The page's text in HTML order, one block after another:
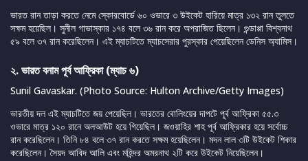
ভারত রান তাড়া করতে নেমে স্কোরবোর্ডে ৬০ ওভারে ৩ উইকেট হারিয়ে মাত্র ১৩২ রান তুলতে
সক্ষম হয়েছিল। সুনীল গাভাস্কার ১৭৪ বলে ৩৬ রান করে অপরাজিত ছিলেন। গুন্ডাপ্পা বিশ্বনাথ
৫৯ বলে ৩৭ রান করেছিলেন। এই ম্যাচটিতে ম্যাচসেরার পুরস্কার পেয়েছিলেন ডেনিস অ্যামিস।
২. ভারত বনাম পূর্ব আফ্রিকা (ম্যাচ ৬)
Sunil Gavaskar. (Photo Source: Hulton Archive/Getty Images)
ভারতীয় দল এই ম্যাচটিতে জয় পেয়েছিল। ভারতের বোলিংয়ের দাপটে পূর্ব আফ্রিকা ৫৫.৩
ওভারে মাত্র ১২০ রানে অলআউট হয়ে গিয়েছিল। জওয়াহির শাহ পূর্ব আফ্রিকার হয়ে সর্বোচ্চ
রান করেছিলেন। তিনি ৮৪ বলে ৩৭ রান করতে সক্ষম হয়েছিলেন। মদন লাল ৩টি উইকেট শিকার
করেছিলেন। সৈয়দ আবিদ আলি এবং মহিন্দর অমরনাথ ২টি করে উইকেট নিয়েছিলেন।